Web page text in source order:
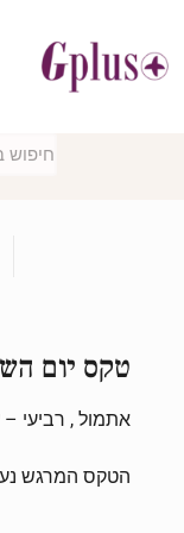
טקס יום
אתמול , רביעי
הטקס המרגש